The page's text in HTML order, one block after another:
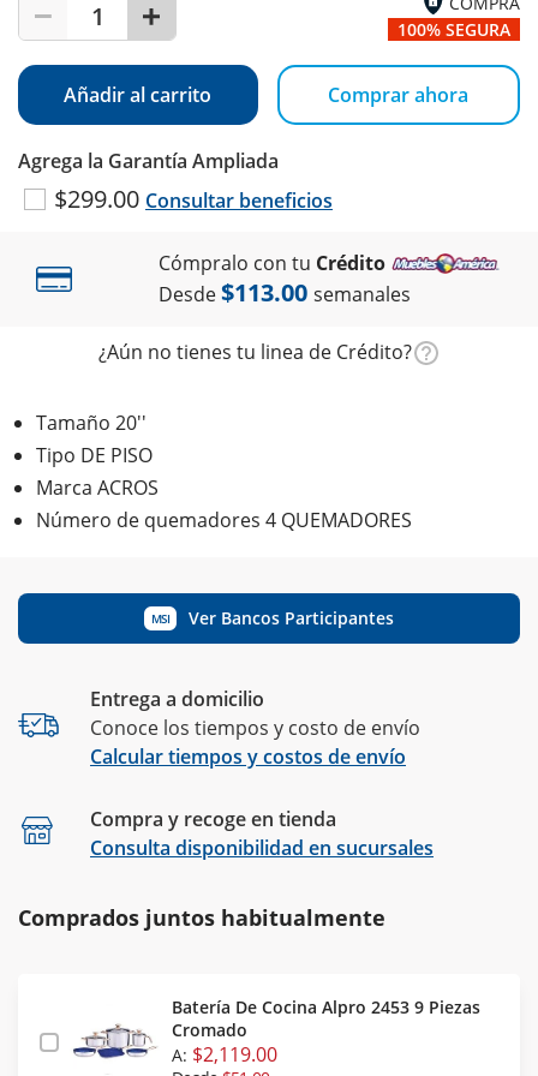
1
100% SEGURA
Añadir al carrito Comprar ahora
Agrega la Garantía Ampliada
$299.00 Consultar beneficios
Cómpralo con tu Crédito
Desde$113.00 semanales
¿Aún no tienes tu linea de Crédito?
Tamaño 20''
Tipo DE PISO
Marca ACROS
Número de quemadores 4 QUEMADORES
MSI Ver Bancos Participantes
Entrega a domicilio
Conoce los tiempos y costo de envío
Calcular tiempos y costos de envío
Compra y recoge en tienda
Consulta disponibilidad en sucursales
Comprados juntos habitualmente
Batería De Cocina Alpro 2453 9 Piezas
Cromado
A: $2,119.00